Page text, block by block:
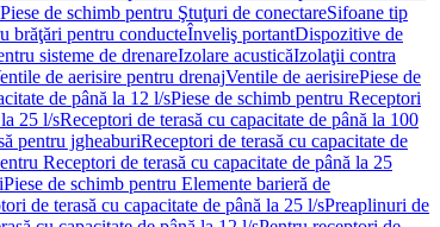
Piese de schimb pentru Ştuţuri de conectareSifoane tip
brăţări pentru conducteÎnveliş portantDispozitive de
sisteme de drenareIzolare acusticăIzolaţii contra
de aerisire pentru drenajVentile de aerisirePiese de
de până la 12 l/sPiese de schimb pentru Receptori
25 l/sReceptori de terasă cu capacitate de până la 100
pentru jgheaburiReceptori de terasă cu capacitate de
Receptori de terasă cu capacitate de până la 25
Piese de schimb pentru Elemente barieră de
de terasă cu capacitate de până la 25 l/sPreaplinuri de